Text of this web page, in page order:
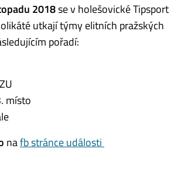
2018se v holešovické Tipsport
utkají týmy elitních pražských
pořadí:
místo
nafb stránce události